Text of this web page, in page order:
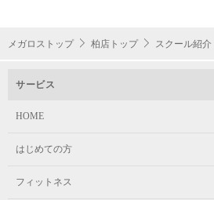
スケジュール
チャイルド
スケジュール
チャイルド
年少～小学2年生
日ごろの練習の成果を発揮しています。
スケジュール
表現力を高めます。
日ごろの練習の成果を発揮しています。
メガロストップ 柏店トップ スクール紹介
サービス
HOME
はじめての方
フィットネス